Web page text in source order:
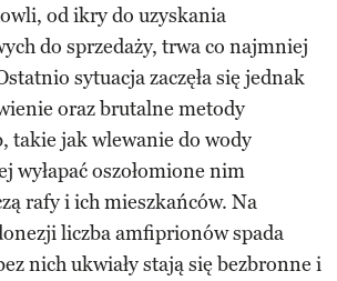
od ikry do uzyskania
do sprzedaży, trwa co najmniej
sytuacja zaczęła się jednak
oraz brutalne metody
takie jak wlewanie do wody
wyłapać oszołomione nim
rafy i ich mieszkańców. Na
liczba amfiprionów spada
nich ukwiały stają się bezbronne i